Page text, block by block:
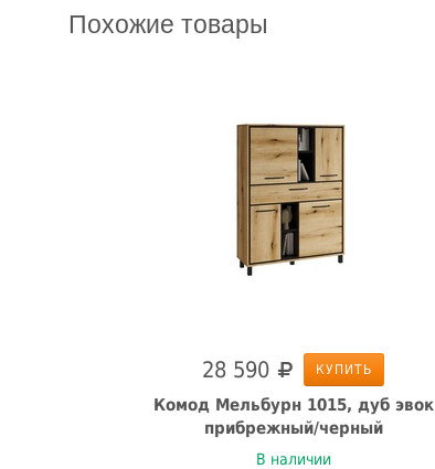
Похожие товары
28 590 КУПИТЬ
Комод Мельбурн 1015, дуб эвок
прибрежный/черный
В наличии